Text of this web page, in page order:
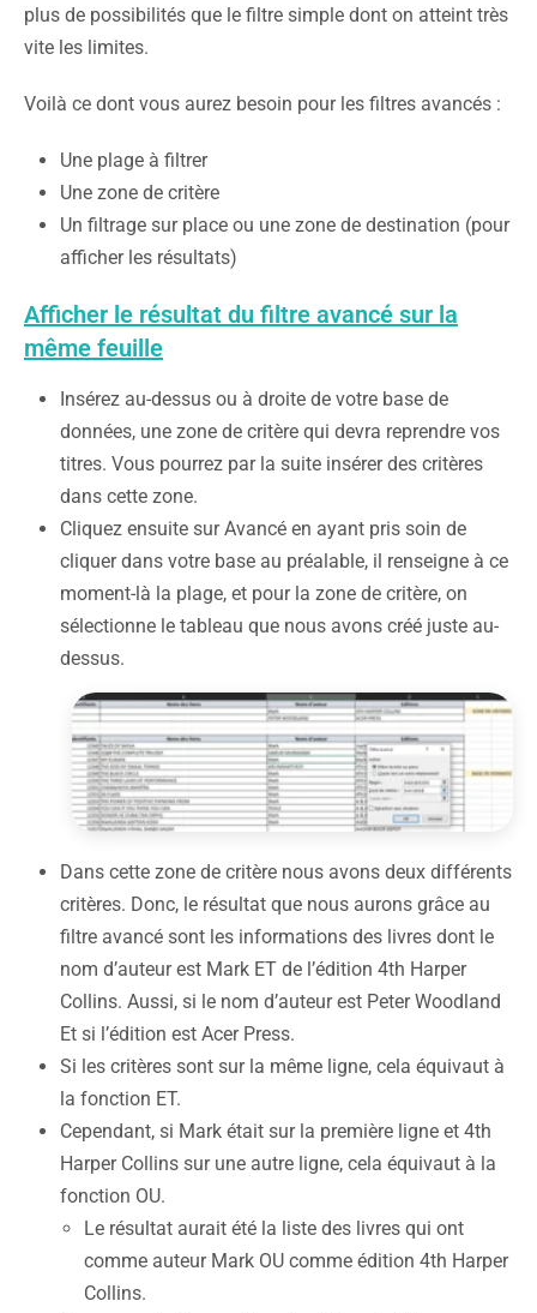
plus de possibilités que le filtre simple dont on atteint très
vite les limites.
Voilà ce dont vous aurez besoin pour les filtres avancés :
Une plage à filtrer
Une zone de critère
Un filtrage sur place ou une zone de destination (pour
afficher les résultats)
Afficher le résultat du filtre avancé sur la
même feuille
Insérez au-dessus ou à droite de votre base de
données, une zone de critère qui devra reprendre vos
titres. Vous pourrez par la suite insérer des critères
dans cette zone.
Cliquez ensuite sur Avancé en ayant pris soin de
cliquer dans votre base au préalable, il renseigne à ce
moment-là la plage, et pour la zone de critère, on
sélectionne le tableau que nous avons créé juste au-
dessus.
Dans cette zone de critère nous avons deux différents
critères. Donc, le résultat que nous aurons grâce au
filtre avancé sont les informations des livres dont le
nom d’auteur est Mark ET de l’édition 4th Harper
Collins. Aussi, si le nom d’auteur est Peter Woodland
Et si l’édition est Acer Press.
Si les critères sont sur la même ligne, cela équivaut à
la fonction ET.
Cependant, si Mark était sur la première ligne et 4th
Harper Collins sur une autre ligne, cela équivaut à la
fonction OU.
Le résultat aurait été la liste des livres qui ont
comme auteur Mark OU comme édition 4th Harper
Collins.